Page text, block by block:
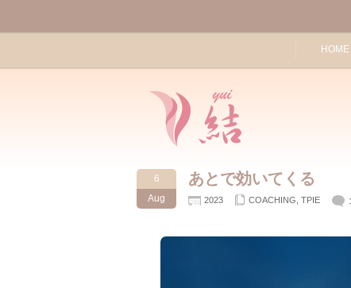
HOME
6
Aug
あとで効いてくる
2023 COACHING TPIE